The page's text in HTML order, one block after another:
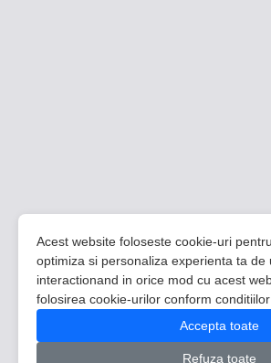
Acest website foloseste cookie-uri
optimiza si personaliza experienta ta de
interactionand in orice mod cu acest
folosirea cookie-urilor conform conditiilor
Accepta toate
Refuza toate